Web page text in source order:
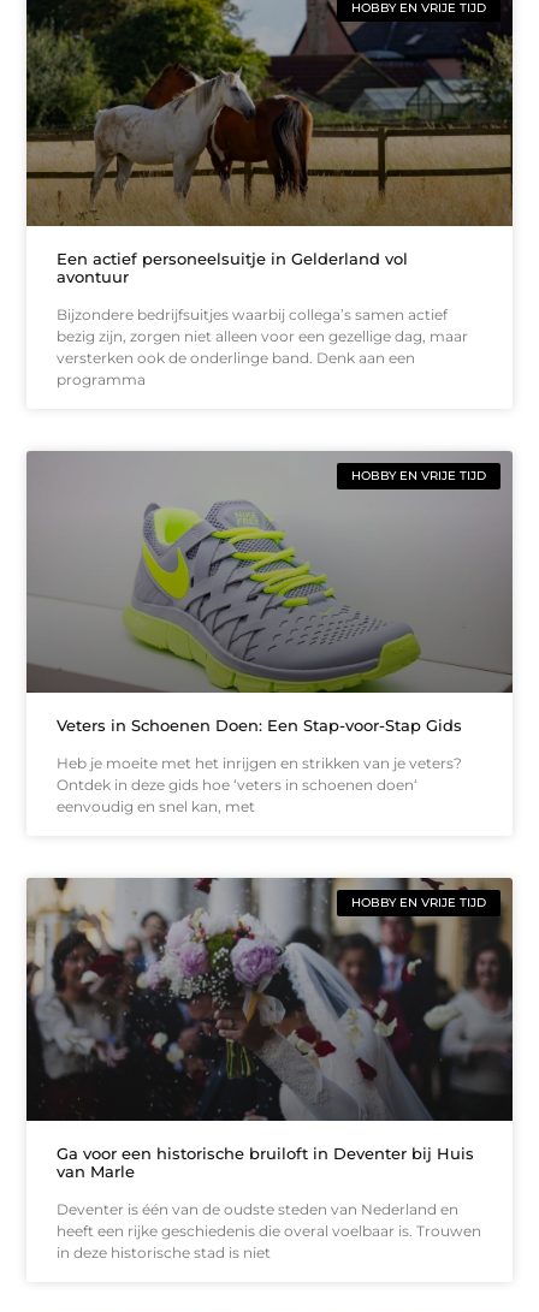
HOBBY EN VRIJE TIJD
Een actief personeelsuitje in Gelderland vol
avontuur
Bijzondere bedrijfsuitjes waarbij collega’s samen actief
bezig zijn, zorgen niet alleen voor een gezellige dag, maar
versterken ook de onderlinge band. Denk aan een
programma
HOBBY EN VRIJE TIJD
Veters in Schoenen Doen: Een Stap-voor-Stap Gids
Heb je moeite met het inrijgen en strikken van je veters?
Ontdek in deze gids hoe ‘veters in schoenen doen‘
eenvoudig en snel kan, met
HOBBY EN VRIJE TIJD
Ga voor een historische bruiloft in Deventer bij Huis
van Marle
Deventer is één van de oudste steden van Nederland en
heeft een rijke geschiedenis die overal voelbaar is. Trouwen
in deze historische stad is niet